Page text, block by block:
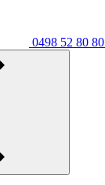
0498 52 80 80